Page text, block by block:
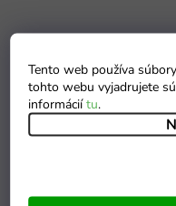
Tento web používa
tohto webu vyjadrujete
informáciítu.